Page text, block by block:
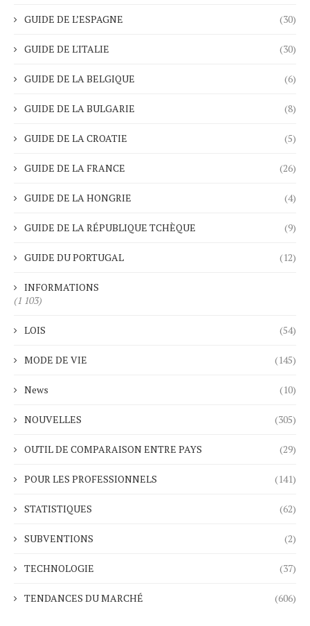
GUIDE DE L’ESPAGNE (30)
GUIDE DE L'ITALIE (30)
GUIDE DE LA BELGIQUE (6)
GUIDE DE LA BULGARIE (8)
GUIDE DE LA CROATIE (5)
GUIDE DE LA FRANCE (26)
GUIDE DE LA HONGRIE (4)
GUIDE DE LA RÉPUBLIQUE TCHÈQUE (9)
GUIDE DU PORTUGAL (12)
INFORMATIONS
(1 103)
LOIS (54)
MODE DE VIE (145)
News (10)
NOUVELLES (305)
OUTIL DE COMPARAISON ENTRE PAYS (29)
POUR LES PROFESSIONNELS (141)
STATISTIQUES (62)
SUBVENTIONS (2)
TECHNOLOGIE (37)
TENDANCES DU MARCHÉ (606)